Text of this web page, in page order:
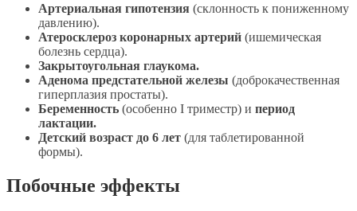
Артериальная гипотензия (склонность к пониженному
давлению).
Атеросклероз коронарных артерий (ишемическая
болезнь сердца).
Закрытоугольная глаукома.
Аденома предстательной железы (доброкачественная
гиперплазия простаты).
Беременность (особенно I триместр) и период
лактации.
Детский возраст до 6 лет (для таблетированной
формы).
Побочные эффекты